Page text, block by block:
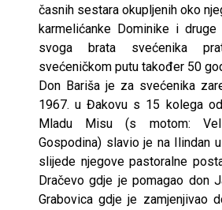
časnih sestara okupljenih oko
karmelićanke Dominike i
svoga brata svećenika
svećeničkom putu također 50
Don Bariša je za svećenika
1967. u Đakovu s 15 kolega
Mladu Misu (s motom:
Gospodina) slavio je na Ilindan
slijede njegove pastoralne
Dračevo gdje je pomagao don
Grabovica gdje je zamjenjivao